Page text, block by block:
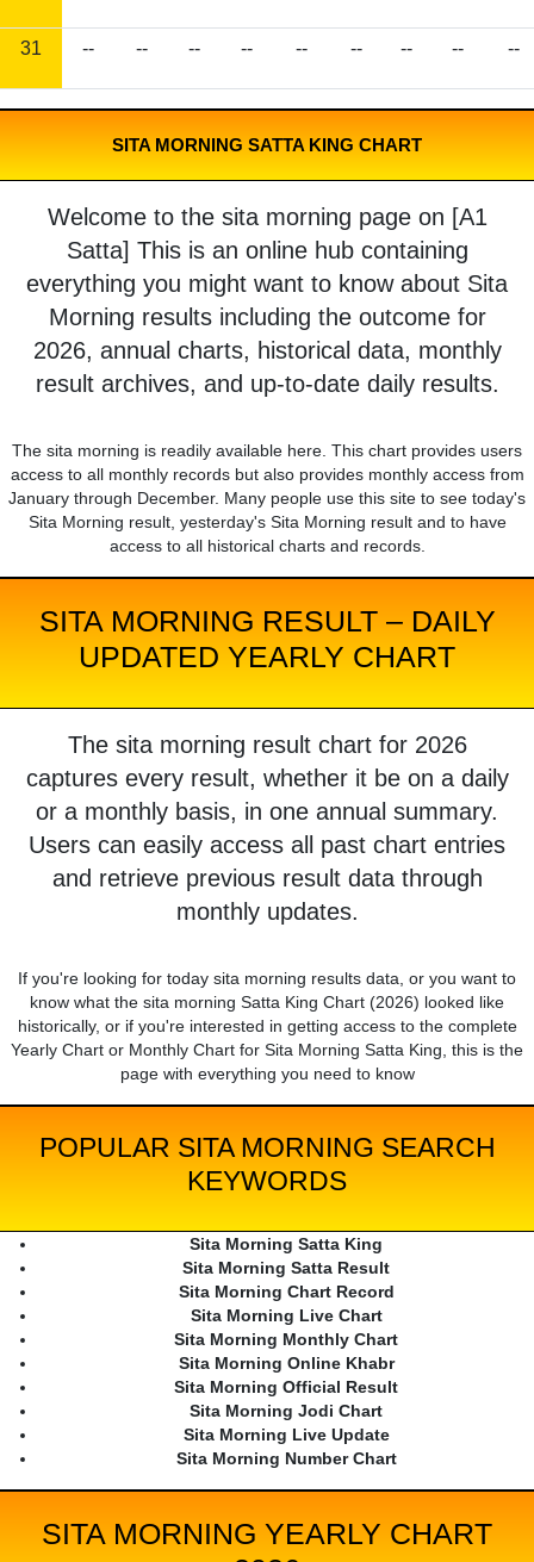
31 -- -- -- -- -- -- -- -- --
SITA MORNING SATTA KING CHART
Welcome to the sita morning page on [A1
Satta] This is an online hub containing
everything you might want to know about Sita
Morning results including the outcome for
2026, annual charts, historical data, monthly
result archives, and up-to-date daily results.
The sita morning is readily available here. This chart provides users
access to all monthly records but also provides monthly access from
January through December. Many people use this site to see today's
Sita Morning result, yesterday's Sita Morning result and to have
access to all historical charts and records.
SITA MORNING RESULT – DAILY
UPDATED YEARLY CHART
The sita morning result chart for 2026
captures every result, whether it be on a daily
or a monthly basis, in one annual summary.
Users can easily access all past chart entries
and retrieve previous result data through
monthly updates.
If you're looking for today sita morning results data, or you want to
know what the sita morning Satta King Chart (2026) looked like
historically, or if you're interested in getting access to the complete
Yearly Chart or Monthly Chart for Sita Morning Satta King, this is the
page with everything you need to know
POPULAR SITA MORNING SEARCH
KEYWORDS
Sita Morning Satta King
Sita Morning Satta Result
Sita Morning Chart Record
Sita Morning Live Chart
Sita Morning Monthly Chart
Sita Morning Online Khabr
Sita Morning Official Result
Sita Morning Jodi Chart
Sita Morning Live Update
Sita Morning Number Chart
SITA MORNING YEARLY CHART